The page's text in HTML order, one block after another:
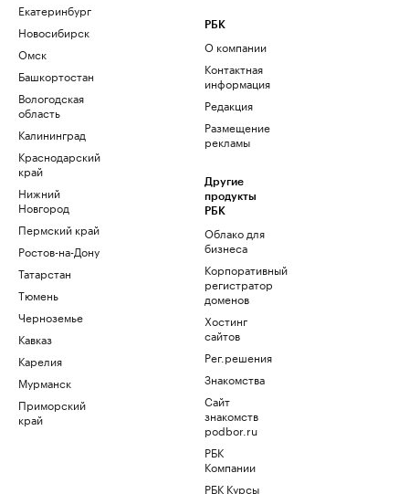
Екатеринбург
Новосибирск
Омск
Башкортостан
Вологодская
область
Калининград
Краснодарский
край
Нижний
Новгород
Пермский край
Ростов-на-Дону
Татарстан
Тюмень
Черноземье
Кавказ
Карелия
Мурманск
Приморский
край
РБК
О компании
Контактная
информация
Редакция
Размещение
рекламы
Другие
продукты
РБК
Облако для
бизнеса
Корпоративный
регистратор
доменов
Хостинг
сайтов
Рег.решения
Знакомства
Сайт
знакомств
podbor.ru
РБК
Компании
РБК Курсы